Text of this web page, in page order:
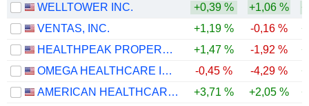
WELLTOWER INC. +0,39 % +1,06 %
VENTAS, INC.
+1,19 % -0,16 %
HEALTHPEAK PROPERTIES, INC.
+1,47 % -1,92 %
OMEGA HEALTHCARE INVESTORS, INC.
-0,45 % -4,29 %
AMERICAN HEALTHCARE REIT, INC.
+3,71 % +2,05 %